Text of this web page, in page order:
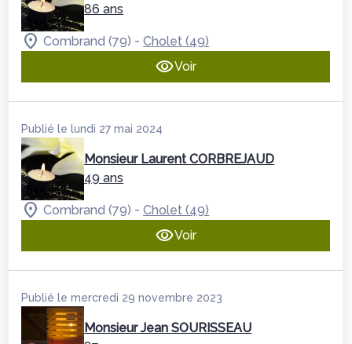
86 ans
Combrand (79) -Cholet (49)
Voir
Publié le lundi 27 mai 2024
Monsieur Laurent CORBREJAUD
49 ans
Combrand (79) -Cholet (49)
Voir
Publié le mercredi 29 novembre 2023
Monsieur Jean SOURISSEAU